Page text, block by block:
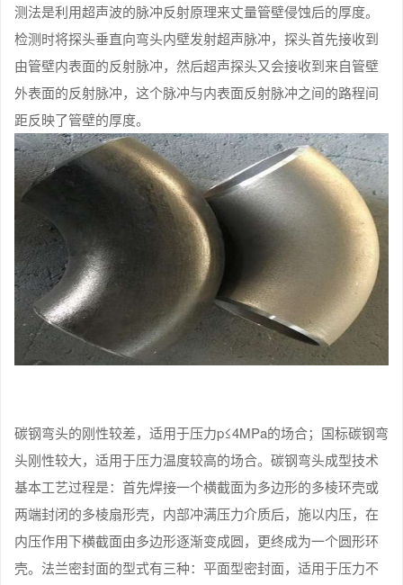
测法是利用超声波的脉冲反射原理来丈量管壁侵蚀后的厚度。
检测时将探头垂直向弯头内壁发射超声脉冲，探头首先接收到
由管壁内表面的反射脉冲，然后超声探头又会接收到来自管壁
外表面的反射脉冲，这个脉冲与内表面反射脉冲之间的路程间
距反映了管壁的厚度。
碳钢弯头的刚性较差，适用于压力p≤4MPa的场合；国标碳钢弯
头刚性较大，适用于压力温度较高的场合。碳钢弯头成型技术
基本工艺过程是：首先焊接一个横截面为多边形的多棱环壳或
两端封闭的多棱扇形壳，内部冲满压力介质后，施以内压，在
内压作用下横截面由多边形逐渐变成圆，更终成为一个圆形环
壳。法兰密封面的型式有三种：平面型密封面，适用于压力不